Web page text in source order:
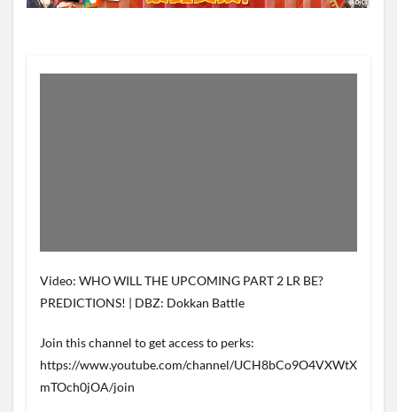
Video: WHO WILL THE UPCOMING PART 2 LR BE?
PREDICTIONS! | DBZ: Dokkan Battle
Join this channel to get access to perks:
https://www.youtube.com/channel/UCH8bCo9O4VXWtX
mTOch0jOA/join